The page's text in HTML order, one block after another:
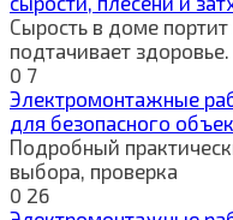
Сырость в доме
подтачивает здоровье.
0 7
Электромонтажные
для безопасного
Подробный
выбора, проверка
0 26